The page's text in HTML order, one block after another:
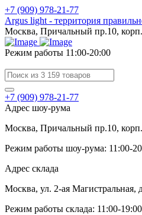
+7 (909) 978-21-77
Argus light - территория
Москва, Причальный пр.10,
Режим работы 11:00-20:00
+7 (909) 978-21-77
Адрес шоу-рума
Москва, Причальный пр.10,
Режим работы шоу-рума: 11:00-
Адрес склада
Москва, ул. 2-ая Магистральная,
Режим работы склада: 11:00-19:00